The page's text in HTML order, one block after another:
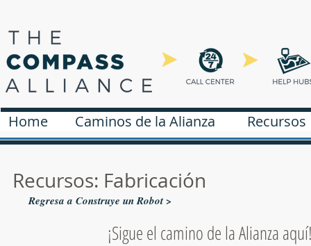
Home Pathways Find a Resource
Home Caminos de la Alianza Recursos
Recursos: Fabricación
Regresa a Construye un Robot >
¡Sigue el camino de la Alianza